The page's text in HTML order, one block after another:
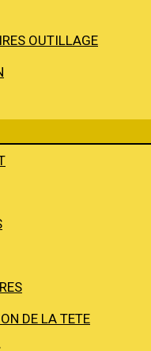
OUTILLAGE
DE LA TETE